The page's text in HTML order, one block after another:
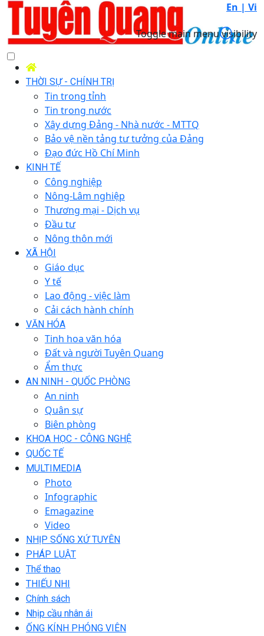
En | Vi
Toggle main menu visibility
THỜI SỰ - CHÍNH TRỊ
Tin trong tỉnh
Tin trong nước
Xây dựng Đảng - Nhà nước - MTTQ
Bảo vệ nền tảng tư tưởng của Đảng
Đạo đức Hồ Chí Minh
KINH TẾ
Công nghiệp
Nông-Lâm nghiệp
Thương mại - Dịch vụ
Đầu tư
Nông thôn mới
XÃ HỘI
Giáo dục
Y tế
Lao động - việc làm
Cải cách hành chính
VĂN HÓA
Tinh hoa văn hóa
Đất và người Tuyên Quang
Ẩm thực
AN NINH - QUỐC PHÒNG
An ninh
Quân sự
Biên phòng
KHOA HỌC - CÔNG NGHỆ
QUỐC TẾ
MULTIMEDIA
Photo
Infographic
Emagazine
Video
NHỊP SỐNG XỨ TUYÊN
PHÁP LUẬT
Thể thao
THIẾU NHI
Chính sách
Nhịp cầu nhân ái
ỐNG KÍNH PHÓNG VIÊN